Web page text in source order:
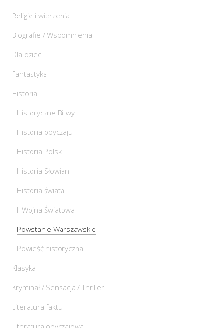
Religie i wierzenia
Biografie / Wspomnienia
Dla dzieci
Fantastyka
Historia
Historyczne Bitwy
Historia obyczaju
Historia Polski
Historia Słowian
Historia świata
II Wojna Światowa
Powstanie Warszawskie
Powieść historyczna
Klasyka
Kryminał / Sensacja / Thriller
Literatura faktu